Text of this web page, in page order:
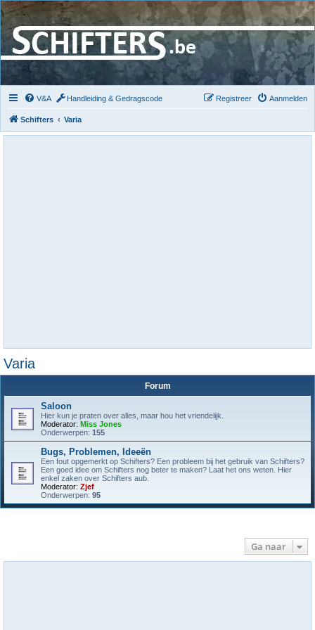
V&A Handleiding & Gedragscode Aanmelden
Registreer
Schifters Varia
Varia
Forum
Saloon
Hier kun je praten over alles, maar hou het vriendelijk.
Moderator: Miss Jones
Onderwerpen: 155
Bugs, Problemen, Ideeën
Een fout opgemerkt op Schifters? Een probleem bij het gebruik van Schifters?
Een goed idee om Schifters nog beter te maken? Laat het ons weten. Hier
enkel zaken over Schifters aub.
Moderator: Zjef
Onderwerpen: 95
Ga naar